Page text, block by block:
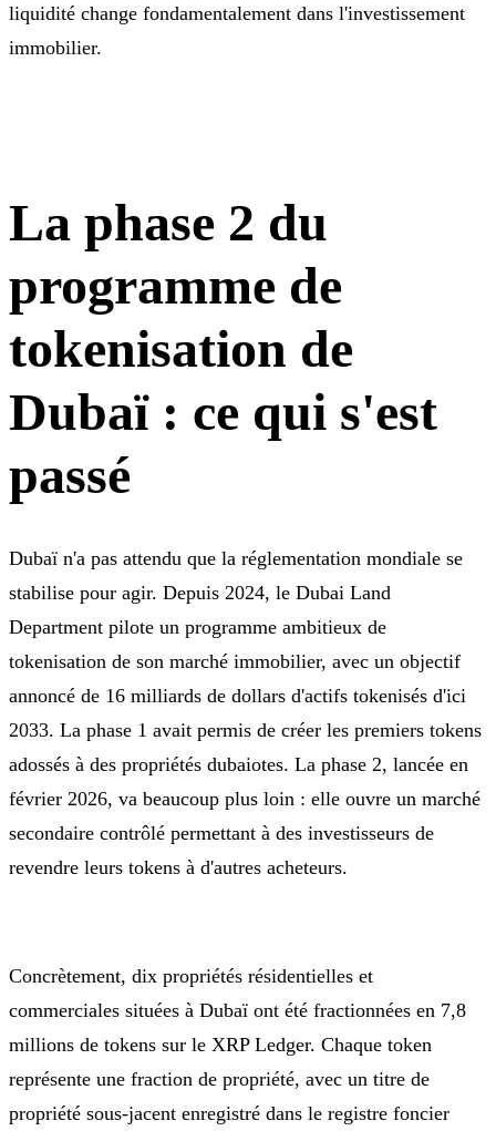
liquidité change fondamentalement dans l'investissement
immobilier.
La phase 2 du
programme de
tokenisation de
Dubaï : ce qui s'est
passé
Dubaï n'a pas attendu que la réglementation mondiale se
stabilise pour agir. Depuis 2024, le Dubai Land
Department pilote un programme ambitieux de
tokenisation de son marché immobilier, avec un objectif
annoncé de 16 milliards de dollars d'actifs tokenisés d'ici
2033. La phase 1 avait permis de créer les premiers tokens
adossés à des propriétés dubaiotes. La phase 2, lancée en
février 2026, va beaucoup plus loin : elle ouvre un marché
secondaire contrôlé permettant à des investisseurs de
revendre leurs tokens à d'autres acheteurs.
Concrètement, dix propriétés résidentielles et
commerciales situées à Dubaï ont été fractionnées en 7,8
millions de tokens sur le XRP Ledger. Chaque token
représente une fraction de propriété, avec un titre de
propriété sous-jacent enregistré dans le registre foncier